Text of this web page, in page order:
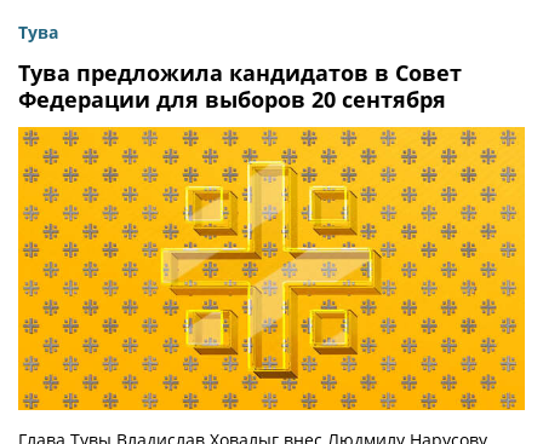
Тува
Тува предложила кандидатов в Совет
Федерации для выборов 20 сентября
Глава Тувы Владислав Ховалыг внес Людмилу Нарусову,